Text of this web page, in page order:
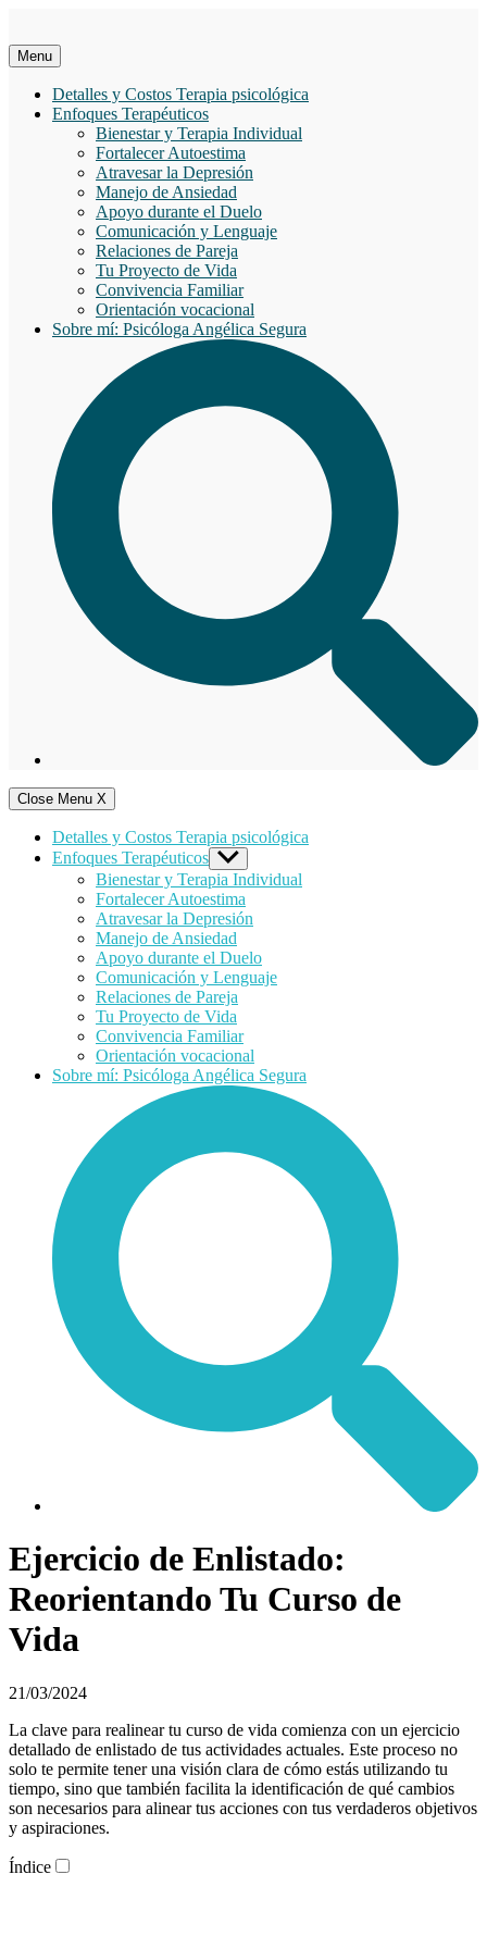
contenido
Menu
Detalles y Costos Terapia psicológica
Enfoques Terapéuticos
Bienestar y Terapia Individual
Fortalecer Autoestima
Atravesar la Depresión
Manejo de Ansiedad
Apoyo durante el Duelo
Comunicación y Lenguaje
Relaciones de Pareja
Tu Proyecto de Vida
Convivencia Familiar
Orientación vocacional
Sobre mí: Psicóloga Angélica Segura
Close Menu X
Detalles y Costos Terapia psicológica
Enfoques Terapéuticos Show
sub
menu
Bienestar y Terapia Individual
Fortalecer Autoestima
Atravesar la Depresión
Manejo de Ansiedad
Apoyo durante el Duelo
Comunicación y Lenguaje
Relaciones de Pareja
Tu Proyecto de Vida
Convivencia Familiar
Orientación vocacional
Sobre mí: Psicóloga Angélica Segura
Ejercicio de Enlistado:
Reorientando Tu Curso de
Vida
21/03/2024
La clave para realinear tu curso de vida comienza con un ejercicio
detallado de enlistado de tus actividades actuales. Este proceso no
solo te permite tener una visión clara de cómo estás utilizando tu
tiempo, sino que también facilita la identificación de qué cambios
son necesarios para alinear tus acciones con tus verdaderos objetivos
y aspiraciones.
Índice